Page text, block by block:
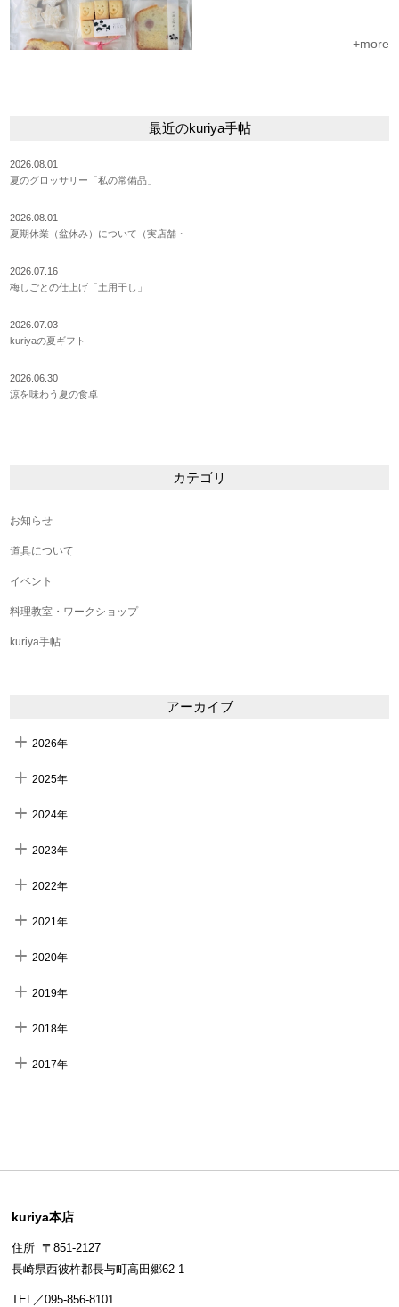
+more
最近のkuriya手帖
2026.08.01
夏のグロッサリー「私の常備品」
2026.08.01
夏期休業（盆休み）について（実店舗・
2026.07.16
梅しごとの仕上げ「土用干し」
2026.07.03
kuriyaの夏ギフト
2026.06.30
涼を味わう夏の食卓
カテゴリ
お知らせ
道具について
イベント
料理教室・ワークショップ
kuriya手帖
アーカイブ
2026年
2025年
2024年
2023年
2022年
2021年
2020年
2019年
2018年
2017年
kuriya本店
住所 〒851-2127
長崎県西彼杵郡長与町高田郷62-1
TEL／095-856-8101